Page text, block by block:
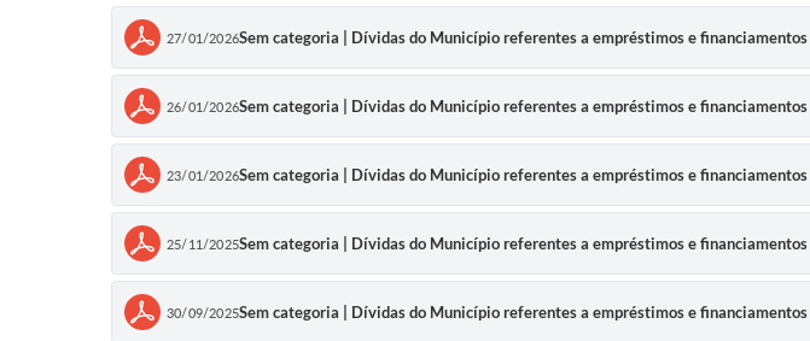
27/01/2026Sem categoria | Dívidas do Município referentes a empréstimos e
26/01/2026Sem categoria | Dívidas do Município referentes a empréstimos e
23/01/2026Sem categoria | Dívidas do Município referentes a empréstimos e
25/11/2025Sem categoria | Dívidas do Município referentes a empréstimos e
30/09/2025Sem categoria | Dívidas do Município referentes a empréstimos e